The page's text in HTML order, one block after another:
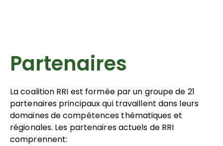
Partenaires
La coalition RRI est formée par un groupe de 21
partenaires principaux qui travaillent dans leurs
domaines de compétences thématiques et
régionales. Les partenaires actuels de RRI
comprennent: